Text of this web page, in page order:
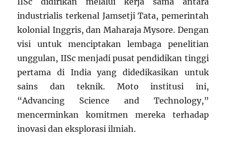
industrialis terkenal Jamsetji Tata, pemerintah
kolonial Inggris, dan Maharaja Mysore. Dengan
visi untuk menciptakan lembaga penelitian
unggulan, IISc menjadi pusat pendidikan tinggi
pertama di India yang didedikasikan untuk
sains dan teknik. Moto institusi ini,
“Advancing Science and Technology,”
mencerminkan komitmen mereka terhadap
inovasi dan eksplorasi ilmiah.